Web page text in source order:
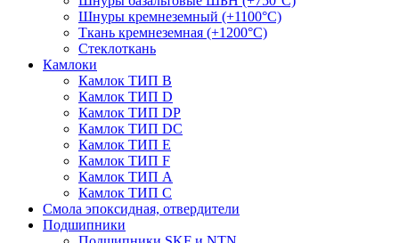
Шнуры кремнеземный (+1100°С)
Ткань кремнеземная (+1200°С)
Стеклоткань
Камлоки
Камлок ТИП B
Камлок ТИП D
Камлок ТИП DP
Камлок ТИП DС
Камлок ТИП E
Камлок ТИП F
Камлок ТИП А
Камлок ТИП С
Смола эпоксидная, отвердители
Подшипники